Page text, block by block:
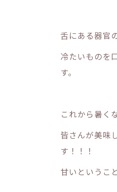
舌にある器官
冷たいものを
す。
これから暑く
皆さんが美味
す！！！
甘いというこ